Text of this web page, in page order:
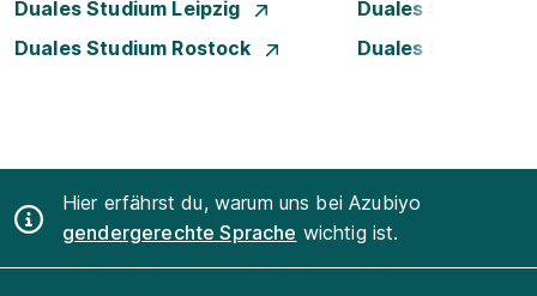
Duales Studium Leipzig
Duales Studium
Duales Studium Rostock
Duales Studium
Hier erfährst du, warum uns bei Azubiyo
gendergerechte Sprache wichtig ist.